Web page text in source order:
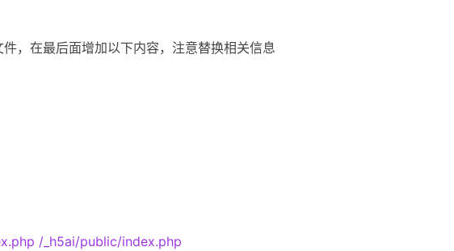
件，在最后面增加以下内容，注意替换相关信息
/_h5ai/public/index.php